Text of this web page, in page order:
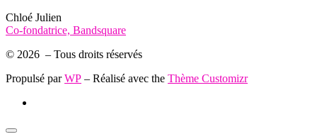
Chloé Julien
Co-fondatrice, Bandsquare
© 2026 – Tous droits réservés
Propulsé parWP – Réalisé avec the Thème Customizr